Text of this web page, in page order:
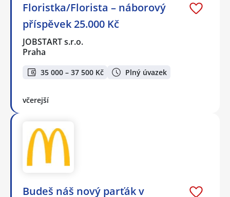
Floristka/Florista – náborový
příspěvek 25.000 Kč
JOBSTART s.r.o.
Praha
35 000 – 37 500 Kč Plný úvazek
včerejší
Budeš náš nový parťák v